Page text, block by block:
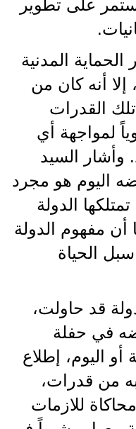
على تطوير
المدنية
أنه كان من
القدرات
لمواجهة أي
وأشار السيد
اليوم هو مجرد
‏الدولة
أن مفهوم الدولة
الحياة
قد حاولت،
في حفلة
أو اليوم، إطلاع
به من قدرات،
للازمات